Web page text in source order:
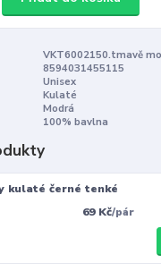
VKT6002150.tmavě
8594031455115
Unisex
Kulaté
Modrá
100% bavlna
kulaté černé tenké
69 Kč/pár